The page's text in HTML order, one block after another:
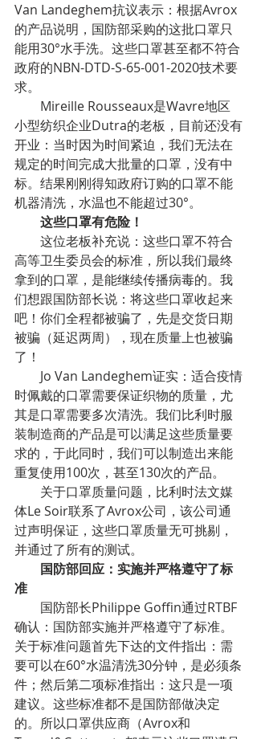
Van Landeghem抗议表示：根据Avrox
的产品说明，国防部采购的这批口罩只
能用30°水手洗。这些口罩甚至都不符合
政府的NBN-DTD-S-65-001-2020技术要
求。
小型纺织企业Dutra的老板，目前还没有
开业：当时因为时间紧迫，我们无法在
规定的时间完成大批量的口罩，没有中
标。结果刚刚得知政府订购的口罩不能
机器清洗，水温也不能超过30°。
        这些口罩有危险！
高等卫生委员会的标准，所以我们最终
拿到的口罩，是能继续传播病毒的。我
们想跟国防部长说：将这些口罩收起来
吧！你们全程都被骗了，先是交货日期
被骗（延迟两周），现在质量上也被骗
了！
时佩戴的口罩需要保证织物的质量，尤
其是口罩需要多次清洗。我们比利时服
装制造商的产品是可以满足这些质量要
求的，于此同时，我们可以制造出来能
重复使用100次，甚至130次的产品。
体Le Soir联系了Avrox公司，该公司通
过声明保证，这些口罩质量无可挑剔，
并通过了所有的测试。
准
确认：国防部实施并严格遵守了标准。
关于标准问题首先下达的文件指出：需
要可以在60°水温清洗30分钟，是必须条
件；然后第二项标准指出：这只是一项
建议。这些标准都不是国防部做决定
的。所以口罩供应商（Avrox和